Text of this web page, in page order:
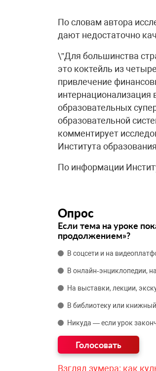
По словам автора
дают недостаточно
\”Для большинства
это коктейль из
привлечение
интернационализация
образовательных
образовательной
комментирует
Института
По информации
Опрос
Если тема на уроке
продолжением»?
В соцсети и на
В онлайн‑энциклопедии,
На выставки, лекции,
В библиотеку или
Никуда — если урок
Взгляд зумера: как